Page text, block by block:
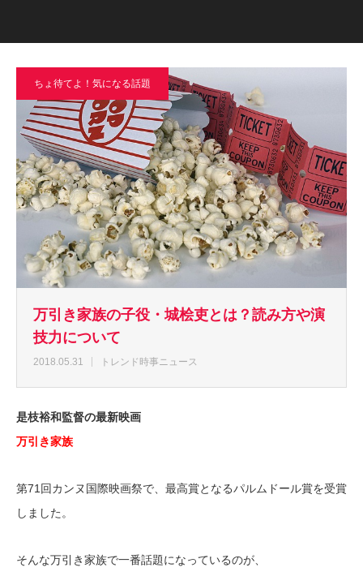
ちょ待てよ！気になる話題
万引き家族の子役・城桧吏とは？読み方や演
技力について
2018.05.31 トレンド時事ニュース
是枝裕和監督の最新映画
万引き家族
第71回カンヌ国際映画祭で、最高賞となるパルムドール賞を受賞
しました。
そんな万引き家族で一番話題になっているのが、